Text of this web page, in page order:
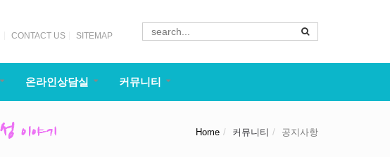
CONTACT US SITEMAP
온라인상담실 커뮤니티
Home 커뮤니티 공지사항